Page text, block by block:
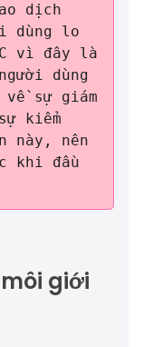
dịch
dùng lo
vì đây là
dùng
về sự giám
kiểm
này, nên
khi đầu
giới